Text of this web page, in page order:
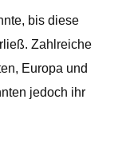
bis diese
Zahlreiche
Europa und
jedoch ihr